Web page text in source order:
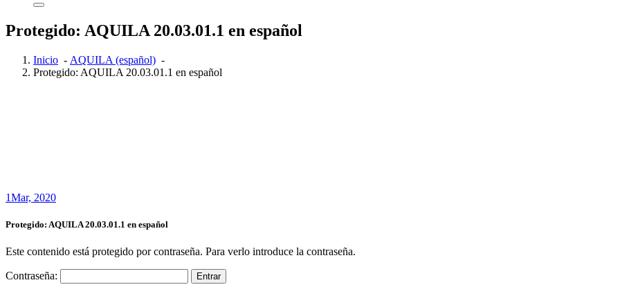
Protegido: AQUILA 20.03.01.1 en español
Inicio - AQUILA (español) -
Protegido: AQUILA 20.03.01.1 en español
1Mar, 2020
Protegido: AQUILA 20.03.01.1 en español
Este contenido está protegido por contraseña. Para verlo introduce la contraseña.
Contraseña: